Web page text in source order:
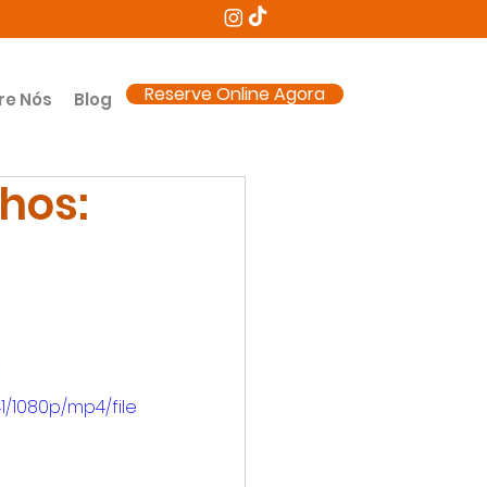
Nós Blog Reserve Online Agora
1080p/mp4/file